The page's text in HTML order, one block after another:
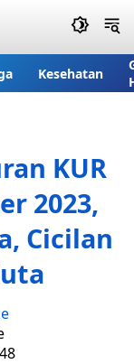
Kesehatan
KUR
2023,
Cicilan